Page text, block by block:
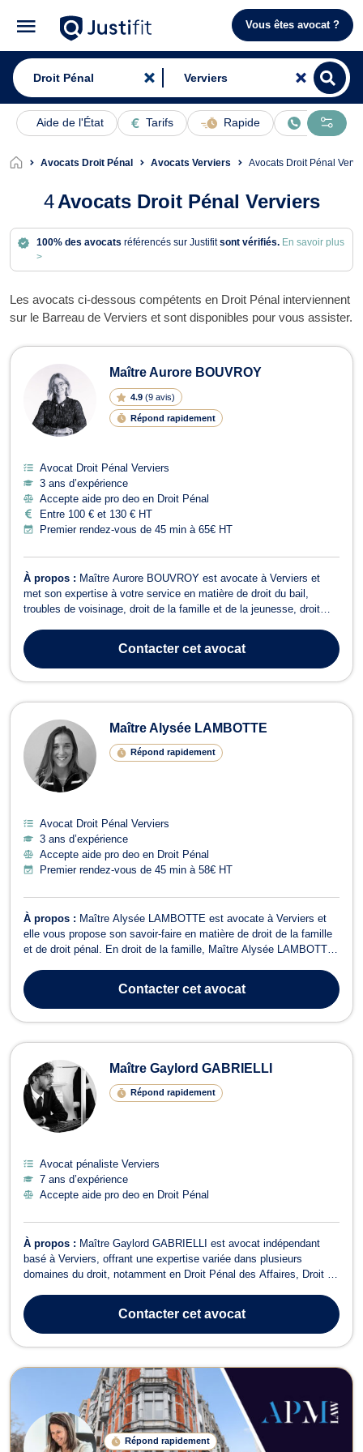
Vous êtes avocat ?
Aide de l'État Tarifs Rapide En ligne
Avocats Droit Pénal Avocats Verviers Avocats Droit Pénal
4 Avocats Droit Pénal Verviers
100% des avocats référencés sur Justifitsont vérifiés. En savoir plus
>
Les avocats ci-dessous compétents en Droit Pénal interviennent
sur le Barreau de Verviers et sont disponibles pour vous assister.
Avocats en Droit Pénal à Verviers
Maître Aurore BOUVROY
4.9 (9 avis)
Répond rapidement
Avocat Droit Pénal Verviers
3 ans d’expérience
Accepte aide pro deo en Droit Pénal
Entre 100 € et 130 € HT
Premier rendez-vous de 45 min à 65€ HT
À propos : Maître Aurore BOUVROY est avocate à Verviers et
met son expertise à votre service en matière de droit du bail,
troubles de voisinage, droit de la famille et de la jeunesse, droit
troubles de voisinage, Maître BOUVROY vous conseille et vous
représente dans les ...Contactercet avocat
Maître Alysée LAMBOTTE
Répond rapidement
Avocat Droit Pénal Verviers
3 ans d’expérience
Accepte aide pro deo en Droit Pénal
Premier rendez-vous de 45 min à 58€ HT
À propos : Maître Alysée LAMBOTTE est avocate à Verviers et
elle vous propose son savoir-faire en matière de droit de la famille
et de droit pénal. En droit de la famille, Maître Alysée LAMBOTTE
l'amiable ou contentieux. Elle vous assiste à toutes les étapes des
proc...
Contactercet avocat
Maître Gaylord GABRIELLI
Répond rapidement
Avocat pénaliste Verviers
7 ans d’expérience
Accepte aide pro deo en Droit Pénal
À propos : Maître Gaylord GABRIELLI est avocat indépendant
basé à Verviers, offrant une expertise variée dans plusieurs
domaines du droit, notamment en Droit Pénal des Affaires, Droit de
des Successions, Divorce, Dommage Corporel et Responsabilité
civile, Droit Pén...
Contactercet avocat
Répond rapidement